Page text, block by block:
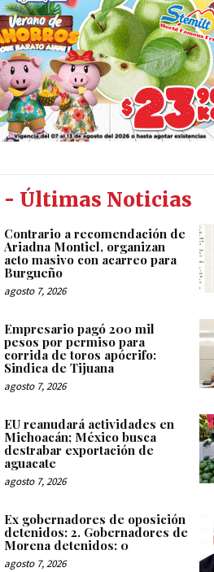
- Últimas Noticias
Contrario a recomendación de
Ariadna Montiel, organizan
acto masivo con acarreo para
Burgueño
agosto 7, 2026
Empresario pagó 200 mil
pesos por permiso para
corrida de toros apócrifo:
Sindica de Tijuana
agosto 7, 2026
EU reanudará actividades en
Michoacán; México busca
destrabar exportación de
aguacate
agosto 7, 2026
Ex gobernadores de oposición
detenidos: 2. Gobernadores de
Morena detenidos: 0
agosto 7, 2026